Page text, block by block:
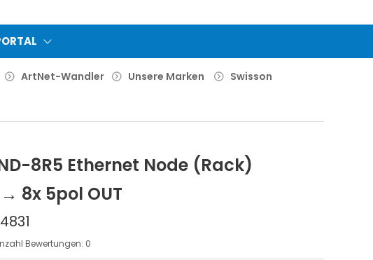
ArtNet-Wandler Unsere Marken
Swisson
8R5 Ethernet Node (Rack)
→ 8x 5pol OUT
Bewertungen: 0